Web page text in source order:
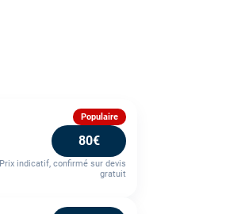
Populaire
80€
Prix indicatif, confirmé sur devis
gratuit